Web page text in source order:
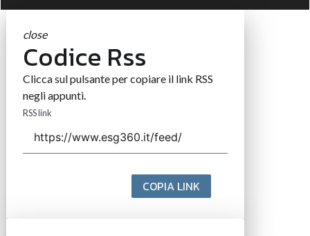
close
Codice Rss
Clicca sul pulsante per copiare il link RSS
negli appunti.
RSS link
COPIA LINK